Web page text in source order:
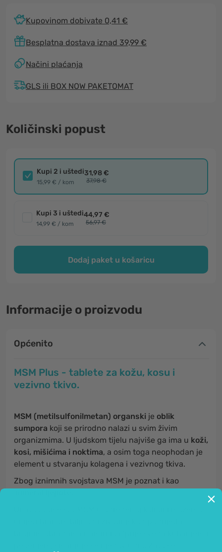
Kupovinom dobivate 0,41 €
Besplatna dostava iznad 39,99 €
Načini plaćanja
GLS ili BOX NOW PAKETOMAT
Količinski popust
Kupi 2 i uštedi
15,99 € / kom
31,98 €
37,98 €
Kupi 3 i uštedi
14,99 € / kom
44,97 €
56,97 €
Dodaj paket u košaricu
Informacije o proizvodu
Općenito
MSM Plus - tablete za kožu, kosu i
vezivno tkivo.
MSM (metilsulfonilmetan) organski je oblik
sumpora koji se prirodno nalazi u svim živim
organizmima. U ljudskom tijelu najviše ga ima u koži,
kosi, mišićima i noktima, a osim toga neophodan je
element u stvaranju kolagena i vezivnog tkiva.
Zbog iznimnih svojstava MSM je poznat i kao